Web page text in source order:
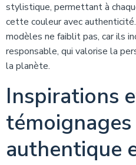
stylistique, permettant à
cette couleur avec
modèles ne faiblit pas, car ils
responsable, qui valorise la
la planète.
Inspirations
témoignages
authentique